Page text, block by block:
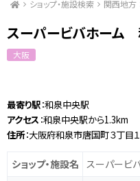
ショップ・施設検索 関西地方
スーパービバホーム
大阪
最寄り駅：和泉中央駅
アクセス ：和泉中央駅から1.3km
住所：大阪府和泉市唐国町３丁目１
ショップ・施設名 スーパービ